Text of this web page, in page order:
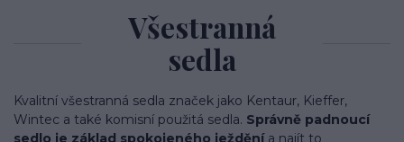
Všestranná
sedla
Kvalitní všestranná sedla značek jako Kentaur, Kieffer,
Wintec a také komisní použitá sedla. Správně padnoucí
sedlo je základ spokojeného ježdění a najít to